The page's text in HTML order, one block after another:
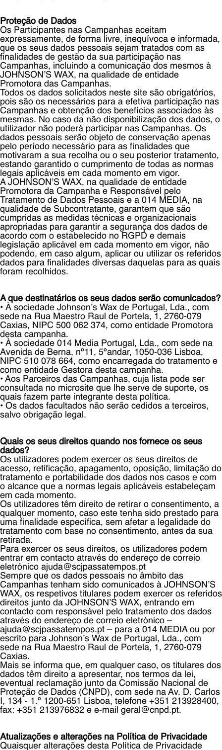
Proteção de Dados
Os Participantes nas Campanhas aceitam
expressamente, de forma livre, inequívoca e informada,
que os seus dados pessoais sejam tratados com as
finalidades de gestão da sua participação nas
Campanhas, incluindo a comunicação dos mesmos à
JOHNSON’S WAX, na qualidade de entidade
Promotora das Campanhas.
Todos os dados solicitados neste site são obrigatórios,
pois são os necessários para a efetiva participação nas
Campanhas e obtenção dos benefícios associados às
mesmas. No caso da não disponibilização dos dados, o
utilizador não poderá participar nas Campanhas. Os
dados pessoais serão objeto de conservação apenas
pelo período necessário para as finalidades que
motivaram a sua recolha ou o seu posterior tratamento,
estando garantido o cumprimento de todas as normas
legais aplicáveis em cada momento em vigor.
A JOHNSON’S WAX, na qualidade de entidade
Promotora da Campanha e Responsável pelo
Tratamento de Dados Pessoais e a 014 MEDIA, na
qualidade de Subcontratante, garantem que são
cumpridas as medidas técnicas e organizacionais
apropriadas para garantir a segurança dos dados de
acordo com o estabelecido no RGPD e demais
legislação aplicável em cada momento em vigor, não
podendo, em caso algum, aplicar ou utilizar os referidos
dados para finalidades diversas daquelas para as quais
foram recolhidos.
A que destinatários os seus dados serão comunicados?
• À sociedade Johnson’s Wax de Portugal, Lda., com
sede na Rua Maestro Raul de Portela, 1, 2760-079
Caxias, NIPC 500 062 374, como entidade Promotora
desta campanha.
• À sociedade 014 Media Portugal, Lda., com sede na
Avenida de Berna, nº11, 5ºandar, 1050-036 Lisboa,
NIPC 510 078 664, como encarregada do tratamento e
como entidade Gestora desta campanha.
• Aos Parceiros das Campanhas, cuja lista pode ser
consultada no microsite que lhe serve de suporte, os
quais fazem parte integrante desta política.
• Os dados facultados não serão cedidos a terceiros,
salvo obrigação legal.
Quais os seus direitos quando nos fornece os seus
dados?
Os utilizadores podem exercer os seus direitos de
acesso, retificação, apagamento, oposição, limitação do
tratamento e portabilidade dos dados nos casos e com
o alcance que a normas legais aplicáveis estabeleçam
em cada momento.
Os utilizadores têm direito de retirar o consentimento, a
qualquer momento, caso este tenha sido prestado para
uma finalidade específica, sem afetar a legalidade do
tratamento com base no consentimento, antes da sua
retirada.
Para exercer os seus direitos, os utilizadores podem
entrar em contacto através do endereço de correio
eletrónico ajuda@scjpassatempos.pt
Sempre que os dados pessoais no âmbito das
Campanhas tenham sido comunicados à JOHNSON’S
WAX, os respetivos titulares podem exercer os referidos
direitos junto da JOHNSON’S WAX, entrando em
contacto com responsável pelo tratamento dos dados
através do endereço de correio eletrónico –
ajuda@scjpassatempos.pt – para a 014 MEDIA ou por
escrito para Johnson’s Wax de Portugal, Lda., com
sede na Rua Maestro Raul de Portela, 1, 2760-079
Caxias.
Mais se informa que, em qualquer caso, os titulares dos
dados têm direito a apresentar, nos termos da lei,
eventual reclamação junto da Comissão Nacional de
Proteção de Dados (CNPD), com sede na Av. D. Carlos
I, 134 - 1.º 1200-651 Lisboa, telefone +351 213928400,
fax: +351 213976832 e e-mail geral@cnpd.pt.
Atualizações e alterações na Política de Privacidade
Quaisquer alterações desta Política de Privacidade